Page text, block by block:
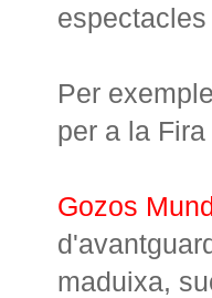
Per
per a la
Gozos
maduixa,